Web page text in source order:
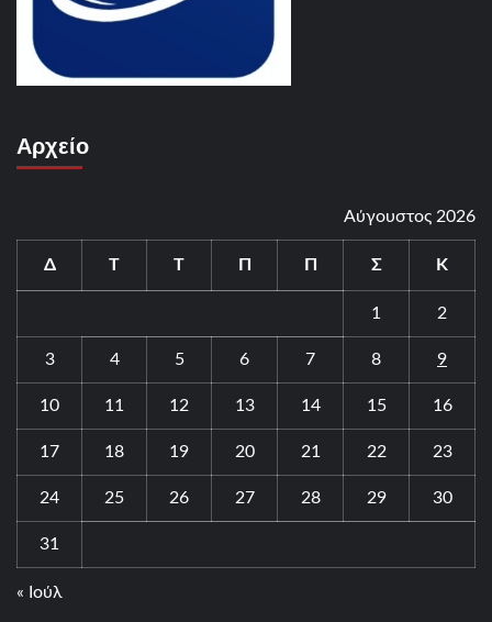
Αρχείο
Αύγουστος 2026
Δ Τ Τ Π Π Σ Κ
1 2
3 4 5 6 7 8 9
10 11 12 13 14 15 16
17 18 19 20 21 22 23
24 25 26 27 28 29 30
31
« Ιούλ